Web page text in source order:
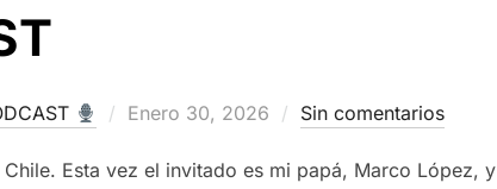
Publicado
Enero 30, 2026 Sin comentarios
Esta vez el invitado es mi papá, Marco López, y